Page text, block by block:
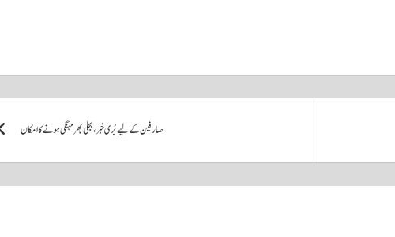
صارفین کے لیے بُری خبر، بجلی پھر مہنگی ہونے کا امکان